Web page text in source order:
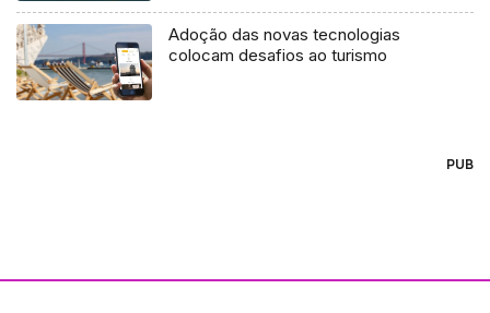
Adoção das novas tecnologias
colocam desafios ao turismo
PUB